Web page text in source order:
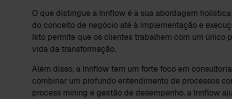
O que distingue a Innflow é a sua abordagem
do conceito de negócio até à implementação e
Isto permite que os clientes trabalhem com um único
vida da transformação.
Além disso, a Innflow tem um forte foco em
combinar um profundo entendimento de processos
process mining e gestão de desempenho, a Innflow